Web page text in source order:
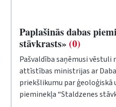
Paplašinās dabas
stāvkrasts» (0)
Pašvaldība saņēmusi vēstuli
attīstības ministrijas ar
priekšlikumu par ģeoloģiskā
pieminekļa “Staldzenes